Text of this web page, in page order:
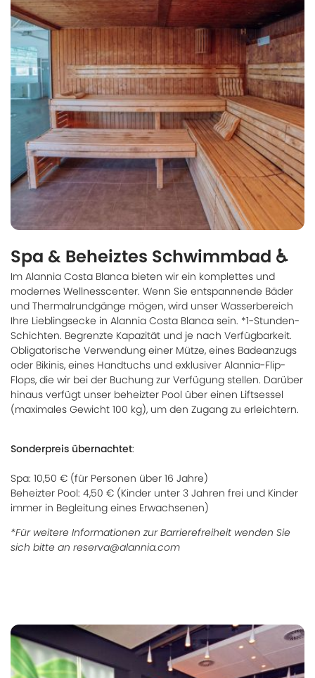
Spa & Beheiztes Schwimmbad ♿
Im Alannia Costa Blanca bieten wir ein komplettes und
modernes Wellnesscenter. Wenn Sie entspannende Bäder
und Thermalrundgänge mögen, wird unser Wasserbereich
Ihre Lieblingsecke in Alannia Costa Blanca sein. *1-Stunden-
Schichten. Begrenzte Kapazität und je nach Verfügbarkeit.
Obligatorische Verwendung einer Mütze, eines Badeanzugs
oder Bikinis, eines Handtuchs und exklusiver Alannia-Flip-
Flops, die wir bei der Buchung zur Verfügung stellen. Darüber
hinaus verfügt unser beheizter Pool über einen Liftsessel
(maximales Gewicht 100 kg), um den Zugang zu erleichtern.
Sonderpreis übernachtet:
Spa: 10,50 € (für Personen über 16 Jahre)
Beheizter Pool: 4,50 € (Kinder unter 3 Jahren frei und Kinder
immer in Begleitung eines Erwachsenen)
*Für weitere Informationen zur Barrierefreiheit wenden Sie
sich bitte an reserva@alannia.com